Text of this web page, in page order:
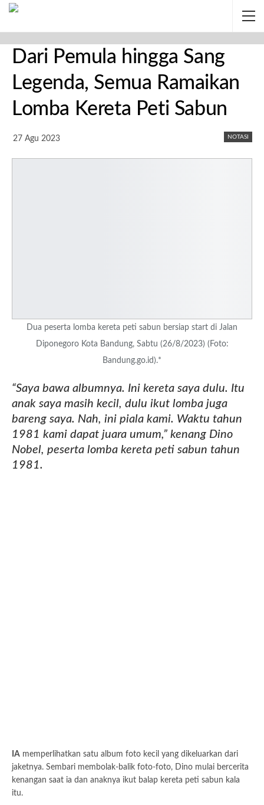
Dari Pemula hingga Sang
Legenda, Semua Ramaikan
Lomba Kereta Peti Sabun
NOTASI
27 Agu 2023
Dua peserta lomba kereta peti sabun bersiap start di Jalan
Diponegoro Kota Bandung, Sabtu (26/8/2023) (Foto:
Bandung.go.id).*
“Saya bawa albumnya. Ini kereta saya dulu. Itu
anak saya masih kecil, dulu ikut lomba juga
bareng saya. Nah, ini piala kami. Waktu tahun
1981 kami dapat juara umum,” kenang Dino
Nobel, peserta lomba kereta peti sabun tahun
1981.
IA memperlihatkan satu album foto kecil yang dikeluarkan dari
jaketnya. Sembari membolak-balik foto-foto, Dino mulai bercerita
kenangan saat ia dan anaknya ikut balap kereta peti sabun kala
itu.